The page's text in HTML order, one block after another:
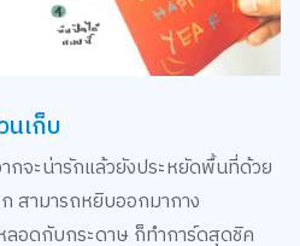
เก็บ
กจะน่ารักแล้วยังประหยัดพื้นที่ด้วย
สามารถหยิบออกมากาง
ลอดกับกระดาษ ก็ทำการ์ดสุดชิค